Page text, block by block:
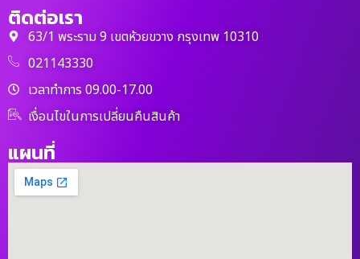
ติดต่อเรา
63/1 พระราม 9 เขตห้วยขวาง กรุงเทพ 10310
021143330
เวลาทำการ 09.00-17.00
เงื่อนไขในการเปลี่ยนคืนสินค้า
แผนที่